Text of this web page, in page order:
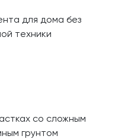
для дома без
техники
со сложным
грунтом